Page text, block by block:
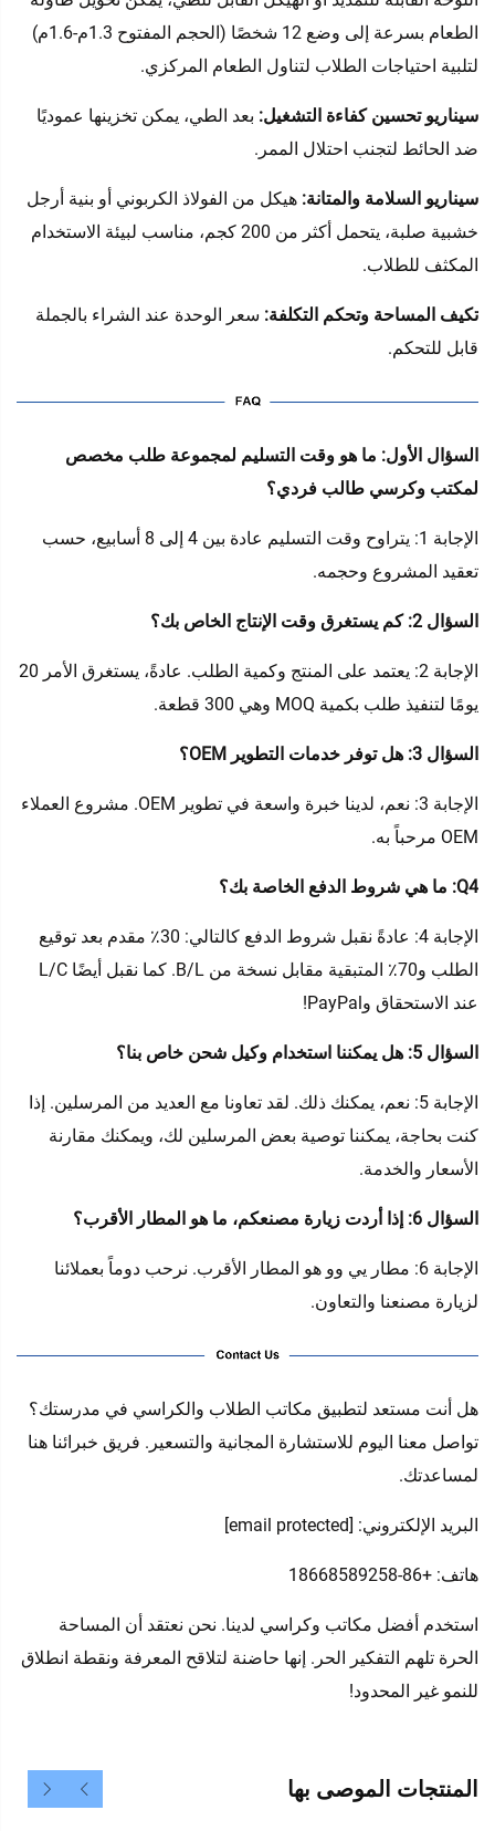
الطعام بسرعة إلى وضع 12 شخصًا (الحجم المفتوح 1.3م-1.6م)
لتلبية احتياجات الطلاب لتناول الطعام المركزي.
سيناريو تحسين كفاءة التشغيل: بعد الطي، يمكن تخزينها عموديًا
ضد الحائط لتجنب احتلال الممر.
سيناريو السلامة والمتانة: هيكل من الفولاذ الكربوني أو بنية أرجل
خشبية صلبة، يتحمل أكثر من 200 كجم، مناسب لبيئة الاستخدام
المكثف للطلاب.
تكيف المساحة وتحكم التكلفة: سعر الوحدة عند الشراء بالجملة
قابل للتحكم.
السؤال الأول: ما هو وقت التسليم لمجموعة طلب مخصص
لمكتب وكرسي طالب فردي؟
الإجابة 1: يتراوح وقت التسليم عادة بين 4 إلى 8 أسابيع، حسب
تعقيد المشروع وحجمه.
السؤال 2: كم يستغرق وقت الإنتاج الخاص بك؟
الإجابة 2: يعتمد على المنتج وكمية الطلب. عادةً، يستغرق الأمر 20
يومًا لتنفيذ طلب بكمية MOQ وهي 300 قطعة.
السؤال 3: هل توفر خدمات التطوير OEM؟
الإجابة 3: نعم، لدينا خبرة واسعة في تطوير OEM. مشروع العملاء
OEM مرحباً به.
Q4: ما هي شروط الدفع الخاصة بك؟
الإجابة 4: عادةً نقبل شروط الدفع كالتالي: 30٪ مقدم بعد توقيع
الطلب و70٪ المتبقية مقابل نسخة من B/L. كما نقبل أيضًا L/C
عند الاستحقاق وPayPal!
السؤال 5: هل يمكننا استخدام وكيل شحن خاص بنا؟
الإجابة 5: نعم، يمكنك ذلك. لقد تعاونا مع العديد من المرسلين. إذا
كنت بحاجة، يمكننا توصية بعض المرسلين لك، ويمكنك مقارنة
الأسعار والخدمة.
السؤال 6: إذا أردت زيارة مصنعكم، ما هو المطار الأقرب؟
الإجابة 6: مطار يي وو هو المطار الأقرب. نرحب دوماً بعملائنا
لزيارة مصنعنا والتعاون.
هل أنت مستعد لتطبيق مكاتب الطلاب والكراسي في مدرستك؟
تواصل معنا اليوم للاستشارة المجانية والتسعير. فريق خبرائنا هنا
لمساعدتك.
البريد الإلكتروني: [email protected]
هاتف: +86-18668589258
استخدم أفضل مكاتب وكراسي لدينا. نحن نعتقد أن المساحة
الحرة تلهم التفكير الحر. إنها حاضنة لتلاقح المعرفة ونقطة انطلاق
للنمو غير المحدود!
المنتجات الموصى بها